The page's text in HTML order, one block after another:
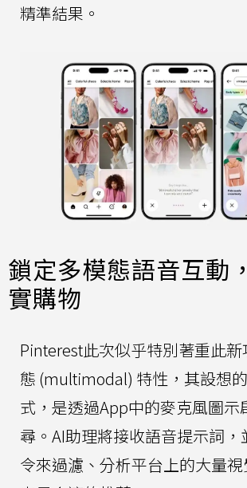
精準結果。
鎖定多模態語音互動
實購物
Pinterest此次似乎特別著重此
態 (multimodal) 特性，其設想
式，是透過App中的麥克風圖示
尋。AI助理將接收語音提示詞，
令來過濾、分析平台上的大量